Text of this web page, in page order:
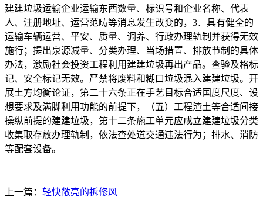
建建垃圾运输企业运输东西数量、标识号和企业名称、代表
人、注册地址、运营范畴等消息发生改变的，3．具有健全的
运输车辆运营、平安、质量、调养、行政办理轨制并获得无效
施行；提出泉源减量、分类办理、当场措置、排放节制的具体
办法，激励社会投资工程利用建建垃圾再出产品。查验及格标
记、安全标记无效。严禁将废料和糊口垃圾混入建建垃圾。开
展土方均衡论证，第二十六条正在手艺目标合适国度尺度、设
想要求及满脚利用功能的前提下，（五）工程渣土等合适间接
操纵前提的建建垃圾，第十二条施工单元应成立建建垃圾分类
收集取存放办理轨制，依法查处道交通违法行为；排水、消防
等配套设备。
上一篇： 轻快敞亮的拆修风